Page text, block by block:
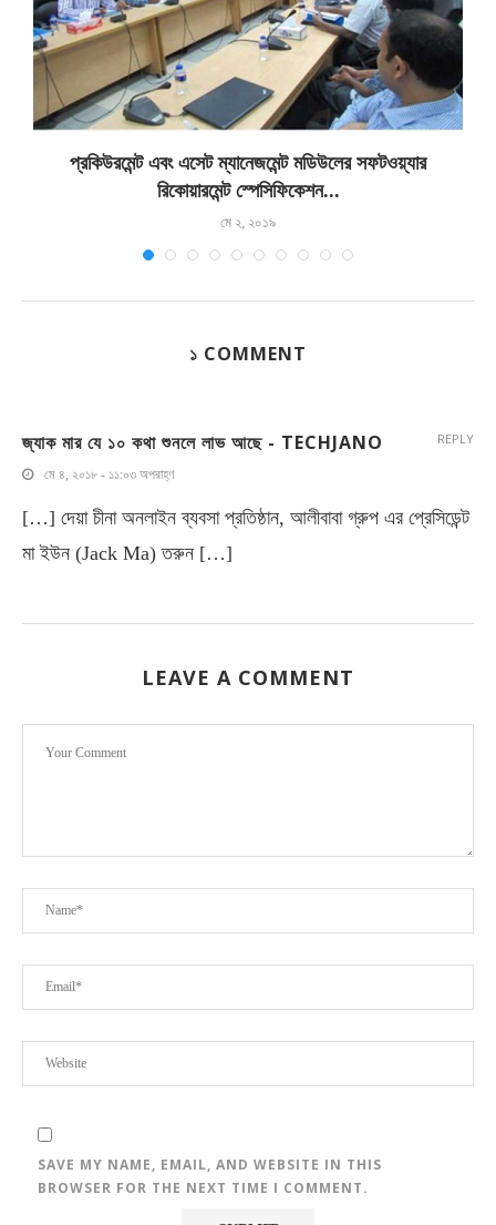
প্রকিউরমেন্ট এবং এসেট ম্যানেজমেন্ট মডিউলের সফটওয়্যার
রিকোয়ারমেন্ট স্পেসিফিকেশন...
মে ২, ২০১৯
১ COMMENT
জ্যাক মার যে ১০ কথা শুনলে লাভ আছে - TECHJANO
মে ৪, ২০১৮ - ১১:০৩ অপরাহ্ণ
[…] দেয়া চীনা অনলাইন ব্যবসা প্রতিষ্ঠান, আলীবাবা গ্রুপ এর প্রেসিডেন্ট
মা ইউন (Jack Ma) তরুন […]
REPLY
LEAVE A COMMENT
SAVE MY NAME, EMAIL, AND WEBSITE IN THIS
BROWSER FOR THE NEXT TIME I COMMENT.